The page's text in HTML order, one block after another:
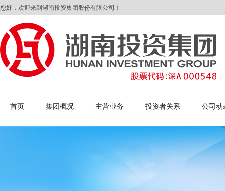
您好，欢迎来到湖南投资集团股份有限公司！
首页 集团概况 主营业务 投资者关系 公司动